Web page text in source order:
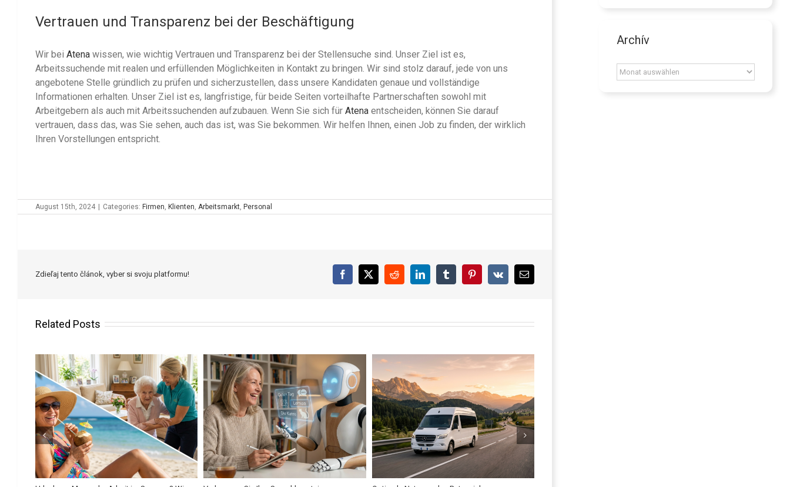
Vertrauen und Transparenz bei der Beschäftigung
Wir bei Atena wissen, wie wichtig Vertrauen und Transparenz bei der Stellensuche sind. Unser Ziel ist es,
Arbeitssuchende mit realen und erfüllenden Möglichkeiten in Kontakt zu bringen. Wir sind stolz darauf, jede von uns
angebotene Stelle gründlich zu prüfen und sicherzustellen, dass unsere Kandidaten genaue und vollständige
Informationen erhalten. Unser Ziel ist es, langfristige, für beide Seiten vorteilhafte Partnerschaften sowohl mit
Arbeitgebern als auch mit Arbeitssuchenden aufzubauen. Wenn Sie sich für Atena entscheiden, können Sie darauf
vertrauen, dass das, was Sie sehen, auch das ist, was Sie bekommen. Wir helfen Ihnen, einen Job zu finden, der wirklich
Ihren Vorstellungen entspricht.
August 15th, 2024 | Categories: Firmen Klienten Arbeitsmarkt Personal
Zdieľaj tento článok, vyber si svoju platformu! Facebook
X RedditLinkedInTumblrPinterest
Vk Email
Related Posts
Archív
Archív